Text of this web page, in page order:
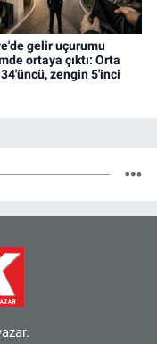
gelir uçurumu
ortaya çıktı: Orta
zengin 5'inci